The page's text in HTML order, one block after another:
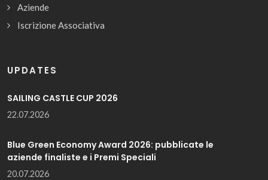
Aziende
Iscrizione Associativa
UPDATES
SAILING CASTLE CUP 2026
22.07.2026
Blue Green Economy Award 2026: pubblicate le
aziende finaliste e i Premi Speciali
20.07.2026